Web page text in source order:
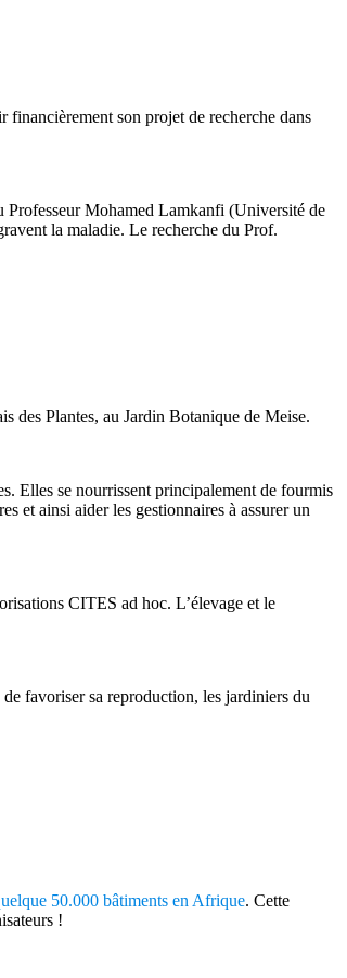
financièrement son projet de recherche dans
Professeur Mohamed Lamkanfi (Université de
la maladie. Le recherche du Prof.
des Plantes, au Jardin Botanique de Meise.
Elles se nourrissent principalement de fourmis
et ainsi aider les gestionnaires à assurer un
CITES ad hoc. L’élevage et le
favoriser sa reproduction, les jardiniers du
50.000 bâtiments en Afrique. Cette
!